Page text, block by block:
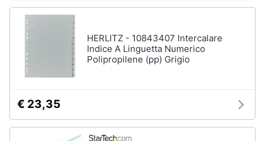
HERLITZ - 10843407 Intercalare
Indice A Linguetta Numerico
Polipropilene (pp) Grigio
€ 23,35